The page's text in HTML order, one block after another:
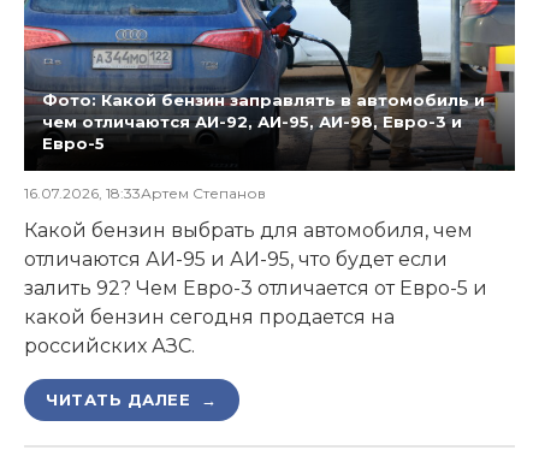
Фото: Какой бензин заправлять в автомобиль и
чем отличаются АИ-92, АИ-95, АИ-98, Евро-3 и
Евро-5
16.07.2026, 18:33Артем Степанов
Какой бензин выбрать для автомобиля, чем
отличаются АИ-95 и АИ-95, что будет если
залить 92? Чем Евро-3 отличается от Евро-5 и
какой бензин сегодня продается на
российских АЗС.
ЧИТАТЬ ДАЛЕЕ →